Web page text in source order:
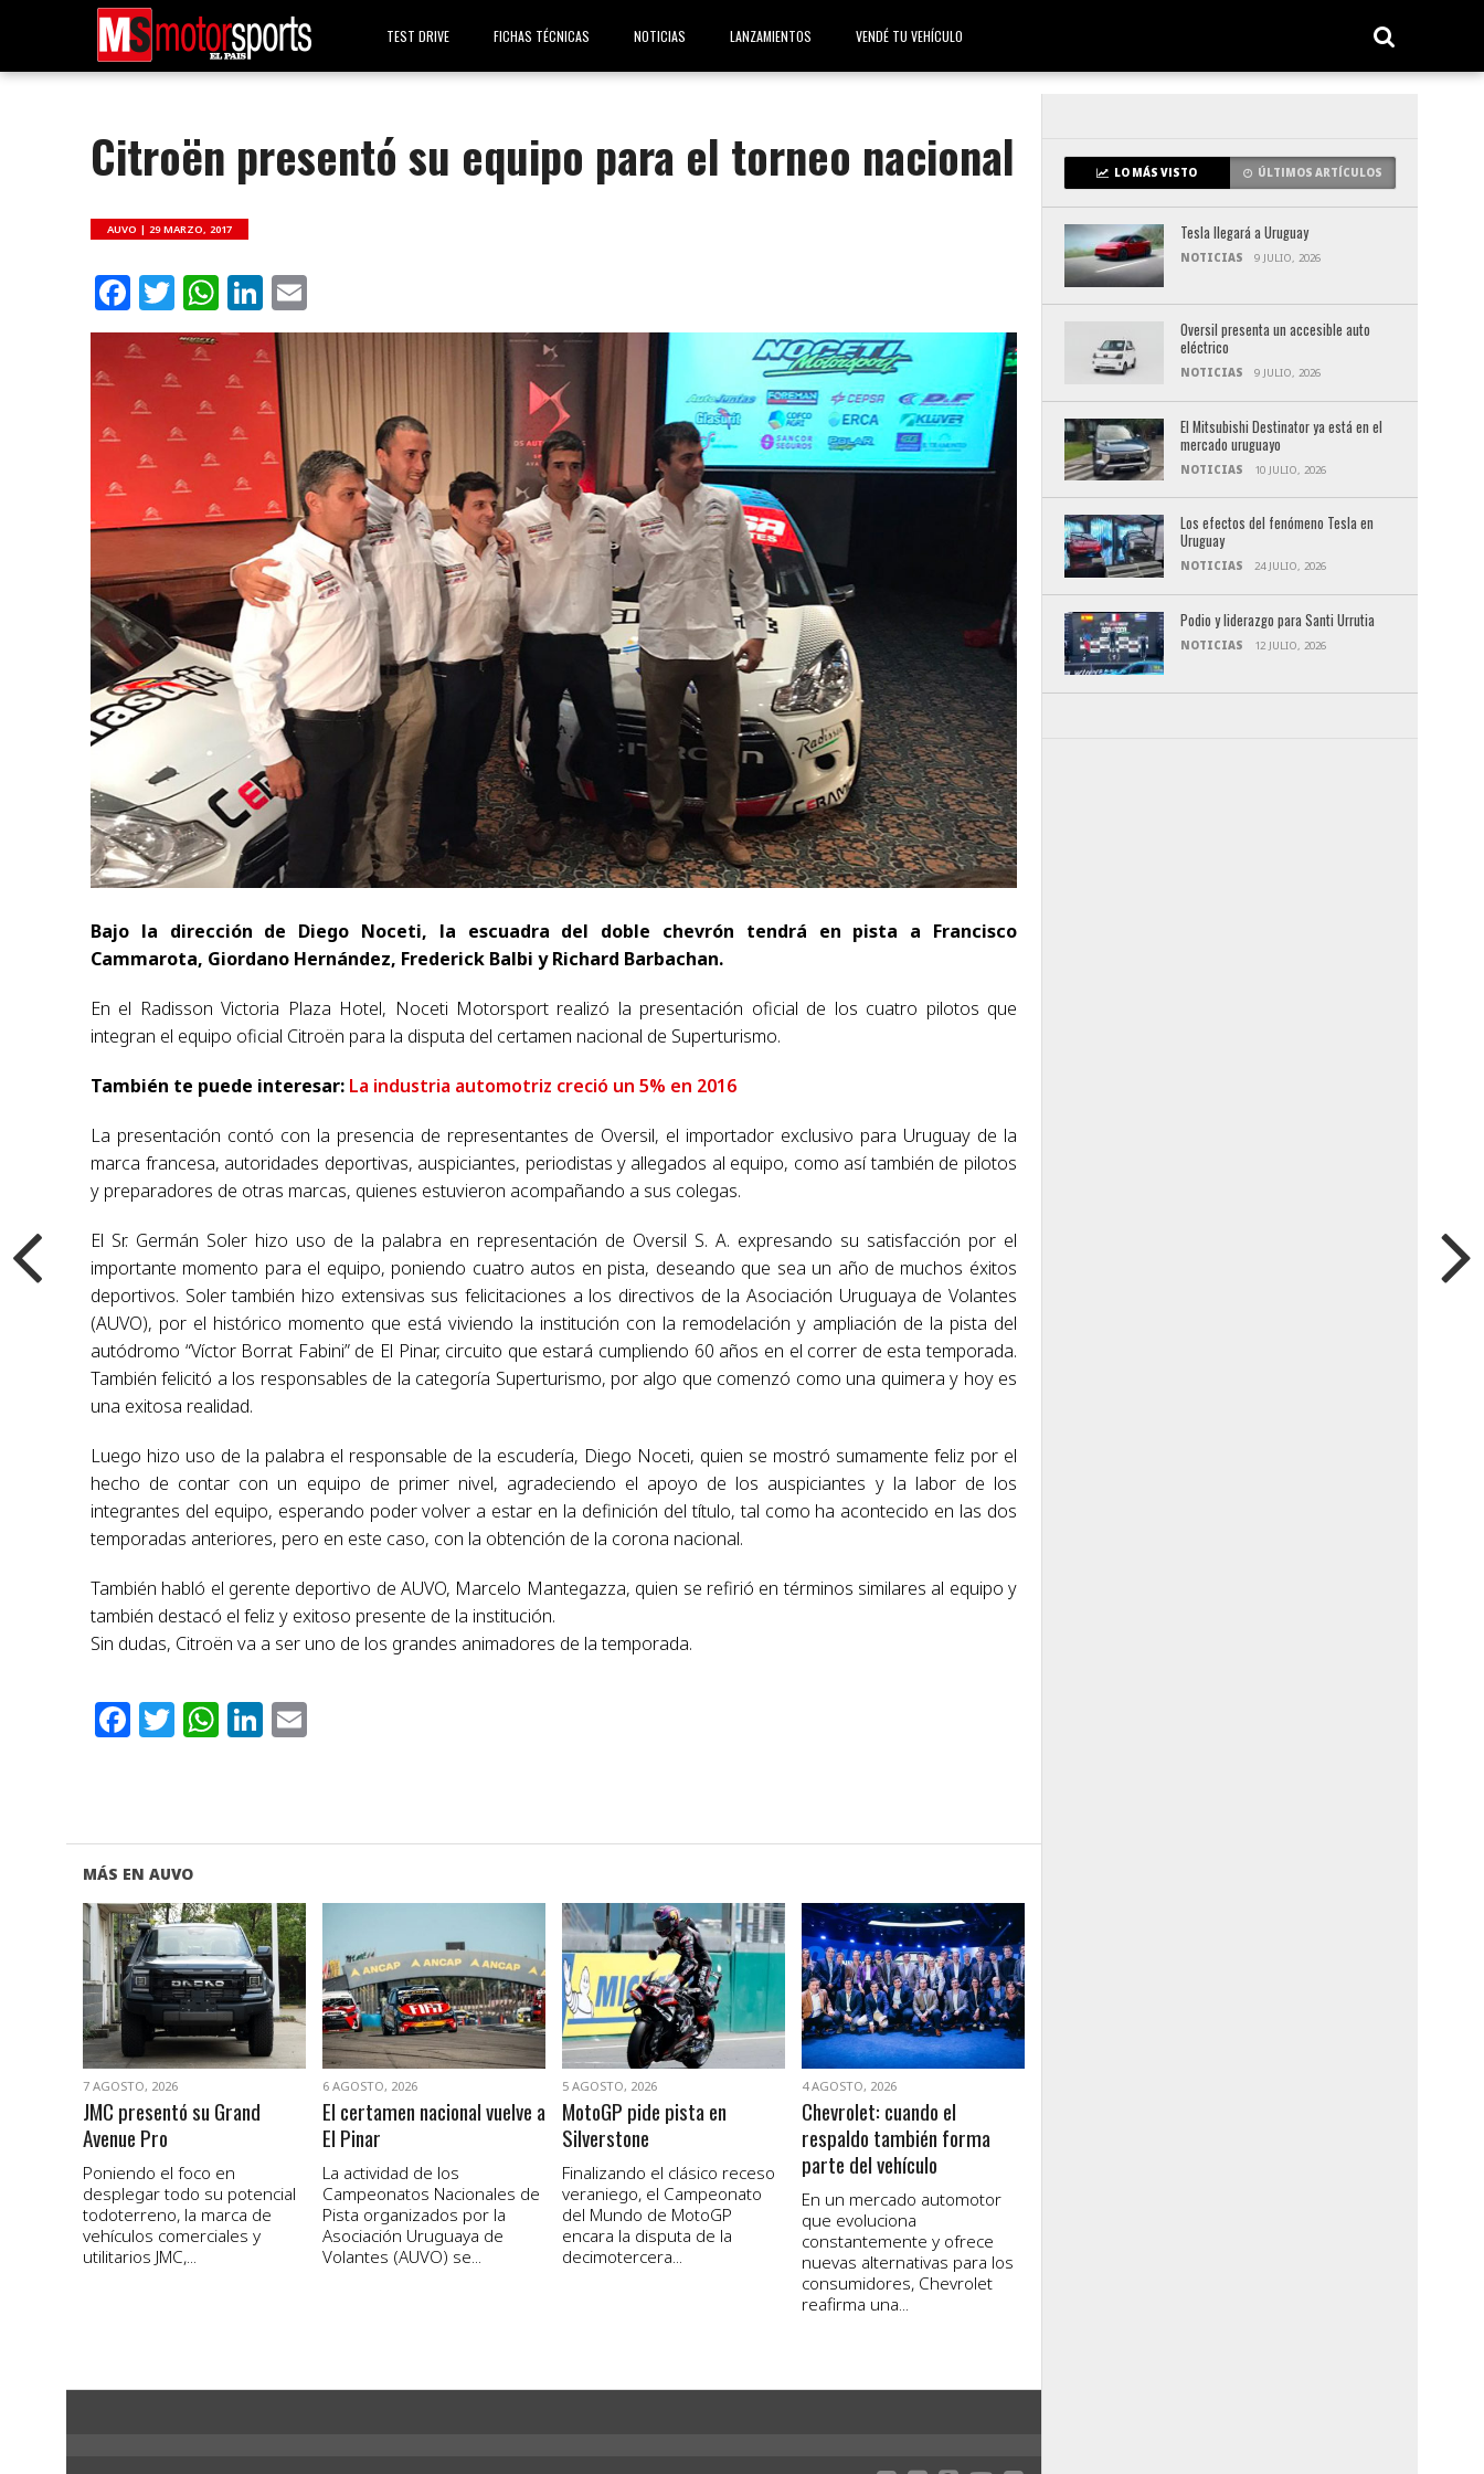
TEST DRIVE FICHAS TÉCNICAS NOTICIAS LANZAMIENTOS VENDÉ TU VEHÍCULO
Citroën presentó su equipo para el torneo nacional
AUVO |29 MARZO, 2017
Facebook
Twitter
WhatsApp
LinkedIn
Bajo la dirección de Diego Noceti, la escuadra del doble chevrón tendrá en pista a Francisco
Cammarota, Giordano Hernández, Frederick Balbi y Richard Barbachan.
En el Radisson Victoria Plaza Hotel, Noceti Motorsport realizó la presentación oficial de los cuatro pilotos que
integran el equipo oficial Citroën para la disputa del certamen nacional de Superturismo.
También te puede interesar: La industria automotriz creció un 5% en 2016
La presentación contó con la presencia de representantes de Oversil, el importador exclusivo para Uruguay de la
marca francesa, autoridades deportivas, auspiciantes, periodistas y allegados al equipo, como así también de pilotos
y preparadores de otras marcas, quienes estuvieron acompañando a sus colegas.
El Sr. Germán Soler hizo uso de la palabra en representación de Oversil S. A. expresando su satisfacción por el
importante momento para el equipo, poniendo cuatro autos en pista, deseando que sea un año de muchos éxitos
deportivos. Soler también hizo extensivas sus felicitaciones a los directivos de la Asociación Uruguaya de Volantes
(AUVO), por el histórico momento que está viviendo la institución con la remodelación y ampliación de la pista del
autódromo “Víctor Borrat Fabini” de El Pinar, circuito que estará cumpliendo 60 años en el correr de esta temporada.
También felicitó a los responsables de la categoría Superturismo, por algo que comenzó como una quimera y hoy es
una exitosa realidad.
Luego hizo uso de la palabra el responsable de la escudería, Diego Noceti, quien se mostró sumamente feliz por el
hecho de contar con un equipo de primer nivel, agradeciendo el apoyo de los auspiciantes y la labor de los
integrantes del equipo, esperando poder volver a estar en la definición del título, tal como ha acontecido en las dos
temporadas anteriores, pero en este caso, con la obtención de la corona nacional.
También habló el gerente deportivo de AUVO, Marcelo Mantegazza, quien se refirió en términos similares al equipo y
también destacó el feliz y exitoso presente de la institución.
Sin dudas, Citroën va a ser uno de los grandes animadores de la temporada.
Facebook
Twitter
WhatsApp
LinkedIn
MÁS EN AUVO
VER NOTA
7 AGOSTO, 2026
JMC presentó su Grand
Avenue Pro
Poniendo el foco en
desplegar todo su potencial
todoterreno, la marca de
vehículos comerciales y
utilitarios JMC,...
VER NOTA
6 AGOSTO, 2026
El certamen nacional vuelve a
El Pinar
La actividad de los
Campeonatos Nacionales de
Pista organizados por la
Asociación Uruguaya de
Volantes (AUVO) se...
VER NOTA
5 AGOSTO, 2026
MotoGP pide pista en
Silverstone
Finalizando el clásico receso
veraniego, el Campeonato
del Mundo de MotoGP
encara la disputa de la
decimotercera...
VER NOTA
4 AGOSTO, 2026
Chevrolet: cuando el
respaldo también forma
parte del vehículo
En un mercado automotor
que evoluciona
constantemente y ofrece
nuevas alternativas para los
consumidores, Chevrolet
reafirma una...
LO MÁS VISTO ÚLTIMOS ARTÍCULOS
Tesla llegará a Uruguay
NOTICIAS 9 JULIO, 2026
Oversil presenta un accesible auto
eléctrico
NOTICIAS 9 JULIO, 2026
El Mitsubishi Destinator ya está en el
mercado uruguayo
NOTICIAS 10 JULIO, 2026
Los efectos del fenómeno Tesla en
Uruguay
NOTICIAS 24 JULIO, 2026
Podio y liderazgo para Santi Urrutia
NOTICIAS 12 JULIO, 2026